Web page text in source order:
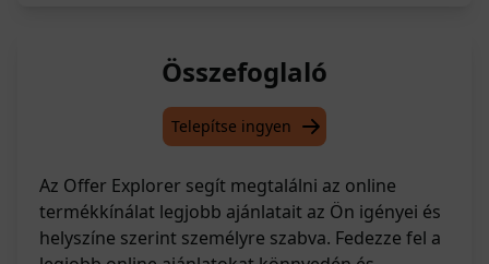
Összefoglaló
Telepítse ingyen
Az Offer Explorer segít megtalálni az online
termékkínálat legjobb ajánlatait az Ön igényei és
helyszíne szerint személyre szabva. Fedezze fel a